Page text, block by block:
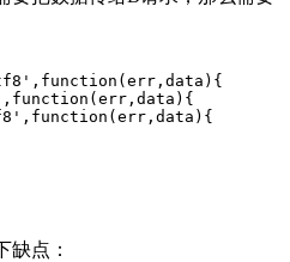
, function ( err,data ) {
, function ( err,data ) {
, function ( err,data ) {
缺点：